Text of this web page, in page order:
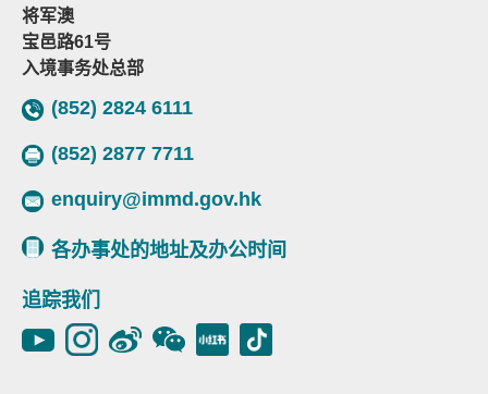
将军澳
宝邑路61号
入境事务处总部
(852) 2824 6111
(852) 2877 7711
enquiry@immd.gov.hk
各办事处的地址及办公时间
追踪我们